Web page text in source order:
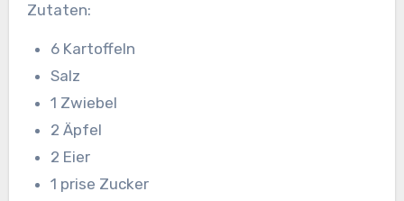
Zutaten:
6 Kartoffeln
Salz
1 Zwiebel
2 Äpfel
2 Eier
1 prise Zucker